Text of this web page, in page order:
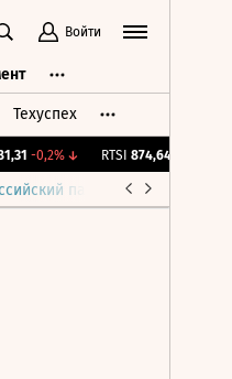
Войти
Техуспех
-0,2%↓ RTSI 874,64 -1,12%
парламент